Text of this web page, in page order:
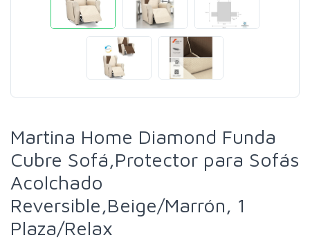
Martina Home Diamond Funda
Cubre Sofá,Protector para Sofás
Acolchado
Reversible,Beige/Marrón, 1
Plaza/Relax